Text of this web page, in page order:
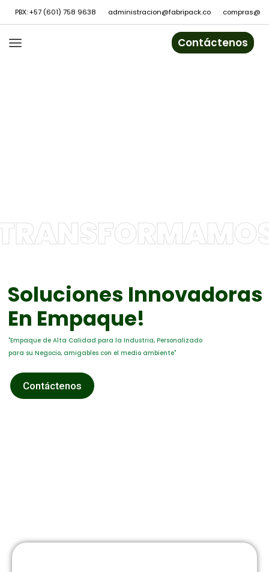
PBX: +57 (601) 758 9638 administracion@fabripack.co
Contáctenos
Soluciones Innovadoras
En Empaque!
"Empaque de Alta Calidad para la Industria, Personalizado
para su Negocio, amigables con el medio ambiente"
Contáctenos